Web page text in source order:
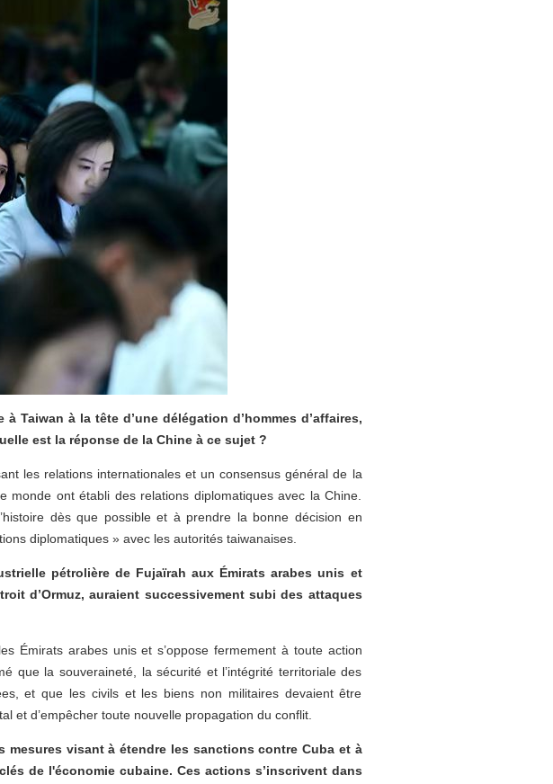
Taiwan à la tête d’une délégation d’hommes d’affaires,
est la réponse de la Chine à ce sujet ?
les relations internationales et un consensus général de la
ont établi des relations diplomatiques avec la Chine.
dès que possible et à prendre la bonne décision en
diplomatiques » avec les autorités taiwanaises.
pétrolière de Fujaïrah aux Émirats arabes unis et
d’Ormuz, auraient successivement subi des attaques
Émirats arabes unis et s’oppose fermement à toute action
que la souveraineté, la sécurité et l’intégrité territoriale des
et que les civils et les biens non militaires devaient être
et d’empêcher toute nouvelle propagation du conflit.
mesures visant à étendre les sanctions contre Cuba et à
de l'économie cubaine. Ces actions s’inscrivent dans